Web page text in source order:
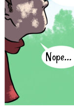
Nope...